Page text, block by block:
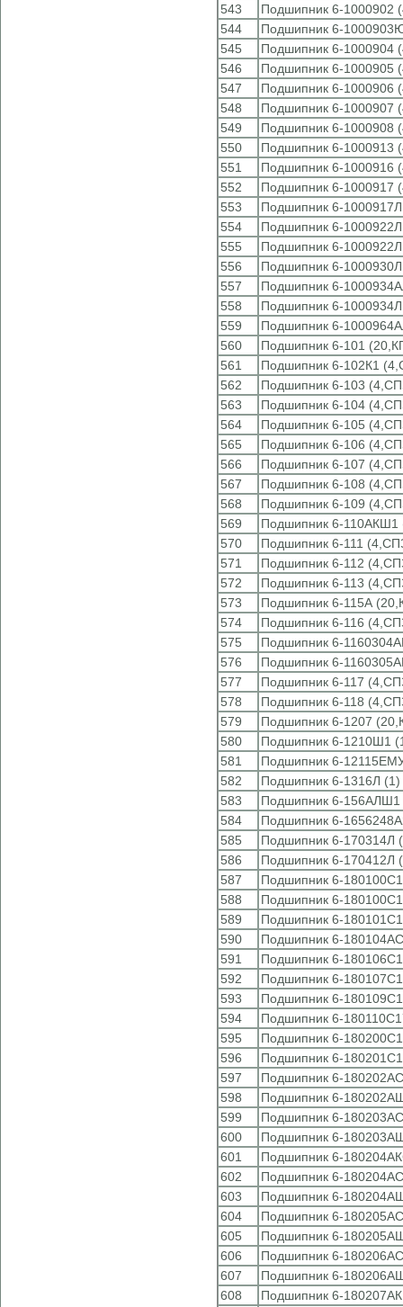
543
Подшипник 6-1000902
544
Подшипник 6-
545
Подшипник 6-1000904
546
Подшипник 6-1000905
547
Подшипник 6-1000906
548
Подшипник 6-1000907
549
Подшипник 6-1000908
550
Подшипник 6-1000913
551
Подшипник 6-1000916
552
Подшипник 6-1000917
553
Подшипник 6-
554
Подшипник 6-
555
Подшипник 6-
556
Подшипник 6-
557
Подшипник 6-
558
Подшипник 6-
559
Подшипник 6-
560
Подшипник 6-101
561
Подшипник 6-102К1
562
Подшипник 6-103
563
Подшипник 6-104
564
Подшипник 6-105
565
Подшипник 6-106
566
Подшипник 6-107
567
Подшипник 6-108
568
Подшипник 6-109
569
Подшипник 6-110АКШ1
570
Подшипник 6-111
571
Подшипник 6-112
572
Подшипник 6-113
573
Подшипник 6-115А
574
Подшипник 6-116
575
Подшипник 6-
576
Подшипник 6-
577
Подшипник 6-117
578
Подшипник 6-118
579
Подшипник 6-1207
580
Подшипник 6-1210Ш1
581
Подшипник 6-
582
Подшипник 6-1316Л (1)
583
Подшипник 6-156АЛШ1
584
Подшипник 6-
585
Подшипник 6-170314Л
586
Подшипник 6-170412Л
587
Подшипник 6-
588
Подшипник 6-
589
Подшипник 6-
590
Подшипник 6-
591
Подшипник 6-
592
Подшипник 6-
593
Подшипник 6-
594
Подшипник 6-
595
Подшипник 6-
596
Подшипник 6-
597
Подшипник 6-
598
Подшипник 6-
599
Подшипник 6-
600
Подшипник 6-
601
Подшипник 6-
602
Подшипник 6-
603
Подшипник 6-
604
Подшипник 6-
605
Подшипник 6-
606
Подшипник 6-
607
Подшипник 6-
608
Подшипник 6-